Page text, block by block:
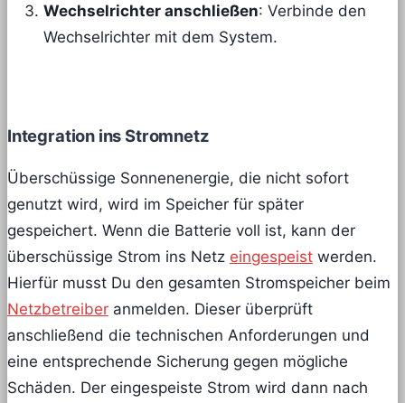
Wechselrichter anschließen: Verbinde den
Wechselrichter mit dem System.
Integration ins Stromnetz
Überschüssige Sonnenenergie, die nicht sofort
genutzt wird, wird im Speicher für später
gespeichert. Wenn die Batterie voll ist, kann der
überschüssige Strom ins Netz eingespeist werden.
Hierfür musst Du den gesamten Stromspeicher beim
Netzbetreiber anmelden. Dieser überprüft
anschließend die technischen Anforderungen und
eine entsprechende Sicherung gegen mögliche
Schäden. Der eingespeiste Strom wird dann nach